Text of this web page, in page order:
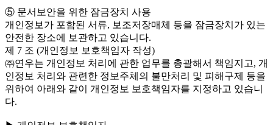
⑤ 문서보안을 위한 잠금장치 사용
개인정보가 포함된 서류, 보조저장매체 등을 잠금장치가 있는
안전한 장소에 보관하고 있습니다.
제 7 조 (개인정보 보호책임자 작성)
㈜연우는 개인정보 처리에 관한 업무를 총괄해서 책임지고, 개
인정보 처리와 관련한 정보주체의 불만처리 및 피해구제 등을
위하여 아래와 같이 개인정보 보호책임자를 지정하고 있습니
다.